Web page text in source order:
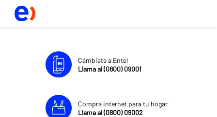
Cámbiate a Entel
Llama al (0800) 09001
Compra internet para tu hogar
Llama al (0800) 09002